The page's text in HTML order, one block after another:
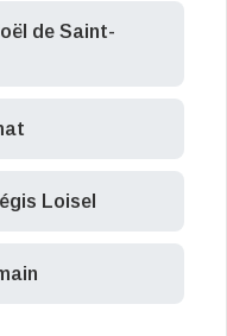
de Saint-
Loisel